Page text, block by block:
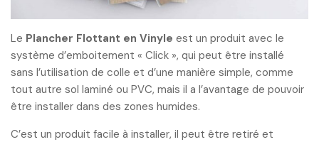
Le Plancher Flottant en Vinyle est un produit avec le
système d’emboitement « Click », qui peut être installé
sans l’utilisation de colle et d’une manière simple, comme
tout autre sol laminé ou PVC, mais il a l’avantage de pouvoir
être installer dans des zones humides.
C’est un produit facile à installer, il peut être retiré et